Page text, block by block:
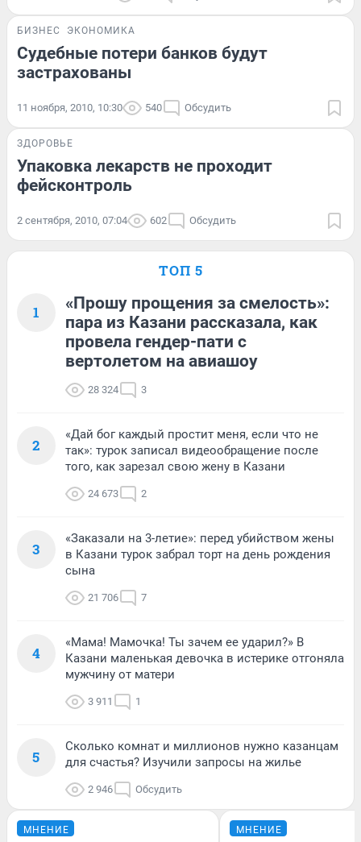
БИЗНЕС ЭКОНОМИКА
Судебные потери банков будут
застрахованы
11 ноября, 2010, 10:30 540 Обсудить
ЗДОРОВЬЕ
Упаковка лекарств не проходит
фейсконтроль
2 сентября, 2010, 07:04 602 Обсудить
ТОП 5
1
«Прошу прощения за смелость»:
пара из Казани рассказала, как
провела гендер-пати с
вертолетом на авиашоу
28 324 3
2
«Дай бог каждый простит меня, если что не
так»: турок записал видеообращение после
того, как зарезал свою жену в Казани
24 673 2
3
«Заказали на 3-летие»: перед убийством жены
в Казани турок забрал торт на день рождения
сына
21 706 7
4
«Мама! Мамочка! Ты зачем ее ударил?» В
Казани маленькая девочка в истерике отгоняла
мужчину от матери
3 911 1
5
Сколько комнат и миллионов нужно казанцам
для счастья? Изучили запросы на жилье
2 946 Обсудить
МНЕНИЕ МНЕНИЕ